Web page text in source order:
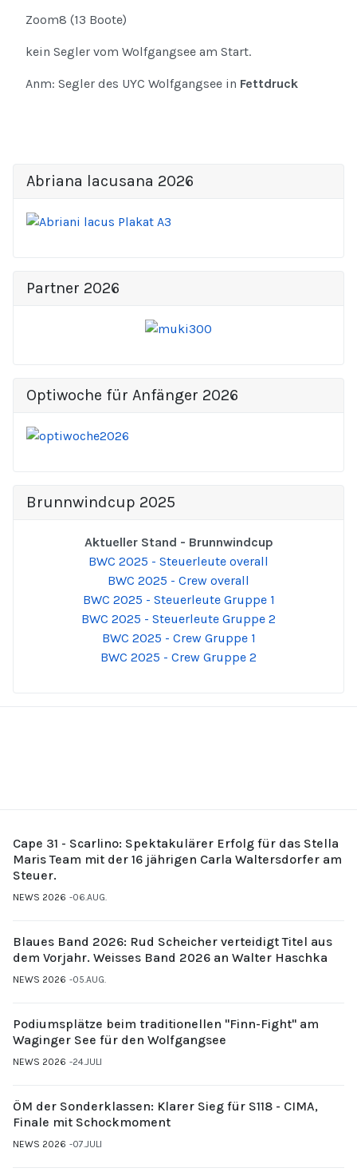
Zoom8 (13 Boote)
kein Segler vom Wolfgangsee am Start.
Anm: Segler des UYC Wolfgangsee in Fettdruck
Abriana lacusana 2026
Partner 2026
Optiwoche für Anfänger 2026
Brunnwindcup 2025
Aktueller Stand - Brunnwindcup
BWC 2025 - Steuerleute overall
BWC 2025 - Crew overall
BWC 2025 - Steuerleute Gruppe 1
BWC 2025 - Steuerleute Gruppe 2
BWC 2025 - Crew Gruppe 1
BWC 2025 - Crew Gruppe 2
Cape 31 - Scarlino: Spektakulärer Erfolg für das Stella
Maris Team mit der 16 jährigen Carla Waltersdorfer am
Steuer.
NEWS 2026 06.AUG.
Blaues Band 2026: Rud Scheicher verteidigt Titel aus
dem Vorjahr. Weisses Band 2026 an Walter Haschka
NEWS 2026 05.AUG.
Podiumsplätze beim traditionellen "Finn-Fight" am
Waginger See für den Wolfgangsee
NEWS 2026 24.JULI
ÖM der Sonderklassen: Klarer Sieg für S118 - CIMA,
Finale mit Schockmoment
NEWS 2026 07.JULI